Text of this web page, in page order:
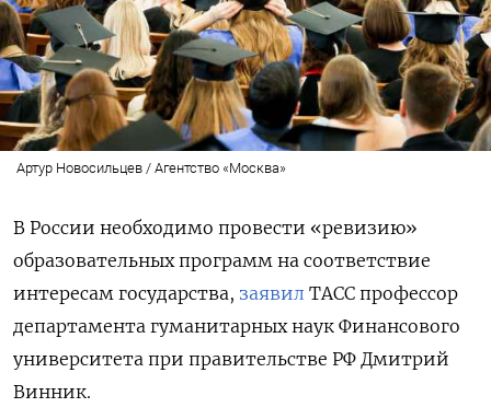
Артур Новосильцев / Агентство «Москва»
В России необходимо провести «ревизию»
образовательных программ на соответствие
интересам государства, заявил ТАСС профессор
департамента гуманитарных наук Финансового
университета при правительстве РФ Дмитрий
Винник.